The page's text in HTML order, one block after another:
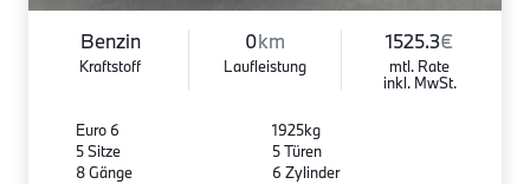
Benzin
Kraftstoff
0km
Laufleistung
1525.3€
mtl. Rate
inkl. MwSt.
Euro 6
5 Sitze
8 Gänge
1925kg
5 Türen
6 Zylinder